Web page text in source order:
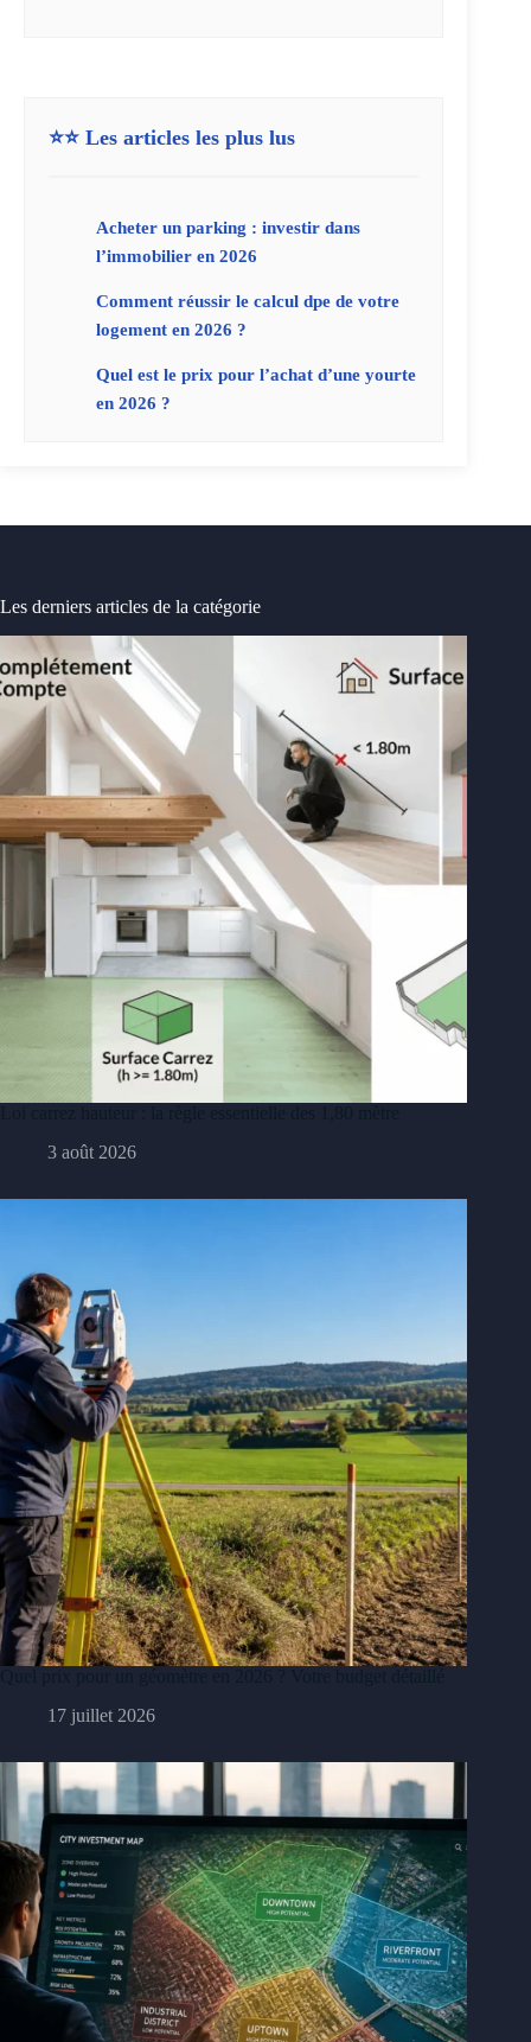
⭐⭐ Les articles les plus lus
Acheter un parking : investir dans
l’immobilier en 2026
Comment réussir le calcul dpe de votre
logement en 2026 ?
Quel est le prix pour l’achat d’une yourte
en 2026 ?
Les derniers articles de la catégorie
3 août 2026
17 juillet 2026